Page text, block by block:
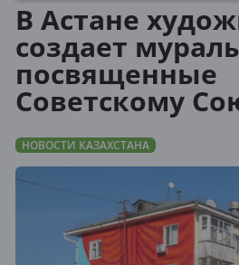
В Астане
создает
посвященные
Советскому
НОВОСТИ КАЗАХСТАНА